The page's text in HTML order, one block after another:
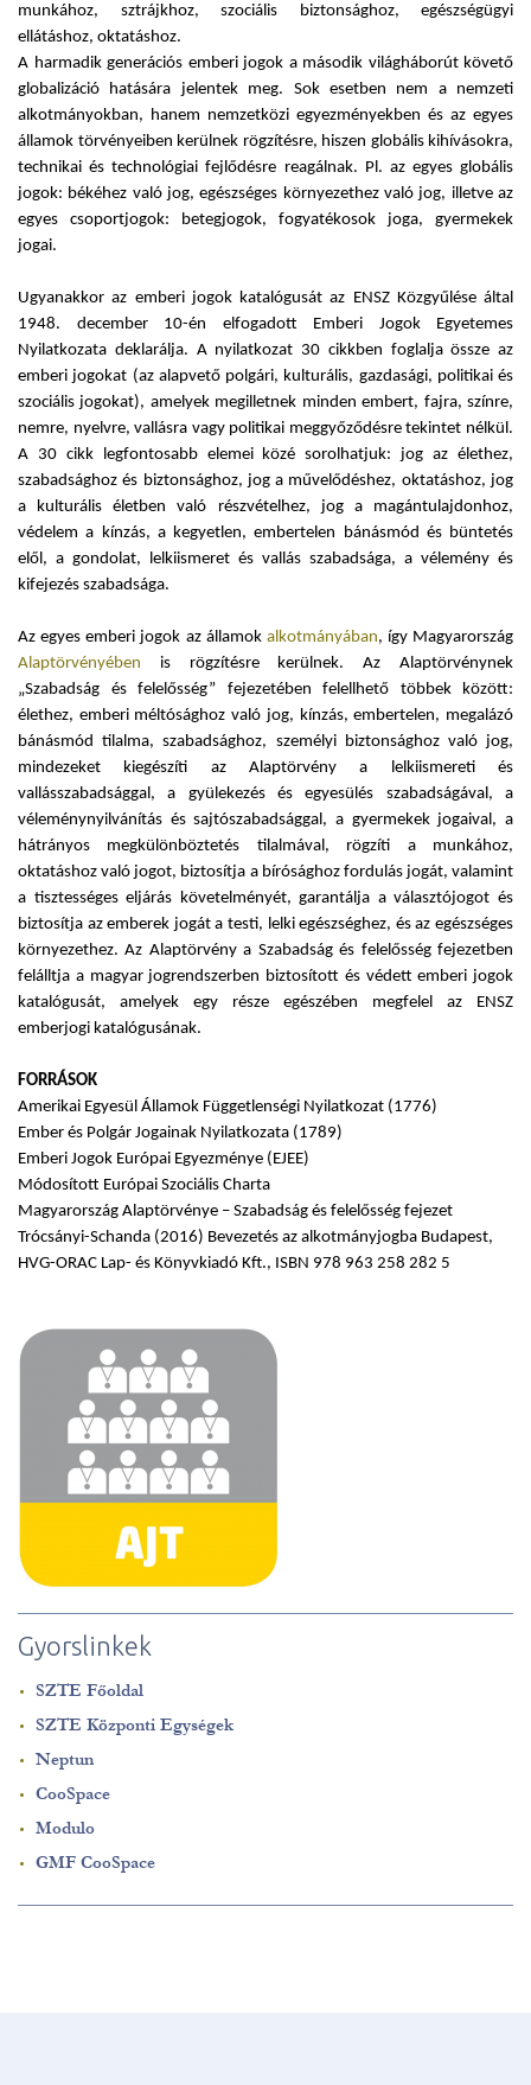
munkához, sztrájkhoz, szociális biztonsághoz, egészségügyi
ellátáshoz, oktatáshoz.
A harmadik generációs emberi jogok a második világháborút követő
globalizáció hatására jelentek meg. Sok esetben nem a nemzeti
alkotmányokban, hanem nemzetközi egyezményekben és az egyes
államok törvényeiben kerülnek rögzítésre, hiszen globális kihívásokra,
technikai és technológiai fejlődésre reagálnak. Pl. az egyes globális
jogok: békéhez való jog, egészséges környezethez való jog, illetve az
egyes csoportjogok: betegjogok, fogyatékosok joga, gyermekek
jogai.
Ugyanakkor az emberi jogok katalógusát az ENSZ Közgyűlése által
1948. december 10-én elfogadott Emberi Jogok Egyetemes
Nyilatkozata deklarálja. A nyilatkozat 30 cikkben foglalja össze az
emberi jogokat (az alapvető polgári, kulturális, gazdasági, politikai és
szociális jogokat), amelyek megilletnek minden embert, fajra, színre,
nemre, nyelvre, vallásra vagy politikai meggyőződésre tekintet nélkül.
A 30 cikk legfontosabb elemei közé sorolhatjuk: jog az élethez,
szabadsághoz és biztonsághoz, jog a művelődéshez, oktatáshoz, jog
a kulturális életben való részvételhez, jog a magántulajdonhoz,
védelem a kínzás, a kegyetlen, embertelen bánásmód és büntetés
elől, a gondolat, lelkiismeret és vallás szabadsága, a vélemény és
kifejezés szabadsága.
Az egyes emberi jogok az államok alkotmányában, így Magyarország
Alaptörvényében is rögzítésre kerülnek. Az Alaptörvénynek
„Szabadság és felelősség” fejezetében felellhető többek között:
élethez, emberi méltósághoz való jog, kínzás, embertelen, megalázó
bánásmód tilalma, szabadsághoz, személyi biztonsághoz való jog,
mindezeket kiegészíti az Alaptörvény a lelkiismereti és
vallásszabadsággal, a gyülekezés és egyesülés szabadságával, a
véleménynyilvánítás és sajtószabadsággal, a gyermekek jogaival, a
hátrányos megkülönböztetés tilalmával, rögzíti a munkához,
oktatáshoz való jogot, biztosítja a bírósághoz fordulás jogát, valamint
a tisztességes eljárás követelményét, garantálja a választójogot és
biztosítja az emberek jogát a testi, lelki egészséghez, és az egészséges
környezethez. Az Alaptörvény a Szabadság és felelősség fejezetben
felálltja a magyar jogrendszerben biztosított és védett emberi jogok
katalógusát, amelyek egy része egészében megfelel az ENSZ
emberjogi katalógusának.
FORRÁSOK
Amerikai Egyesül Államok Függetlenségi Nyilatkozat (1776)
Ember és Polgár Jogainak Nyilatkozata (1789)
Emberi Jogok Európai Egyezménye (EJEE)
Módosított Európai Szociális Charta
Magyarország Alaptörvénye – Szabadság és felelősség fejezet
Trócsányi-Schanda (2016) Bevezetés az alkotmányjogba Budapest,
HVG-ORAC Lap- és Könyvkiadó Kft., ISBN 978 963 258 282 5
Gyorslinkek
SZTE Főoldal
SZTE Központi Egységek
Neptun
CooSpace
Modulo
GMF CooSpace